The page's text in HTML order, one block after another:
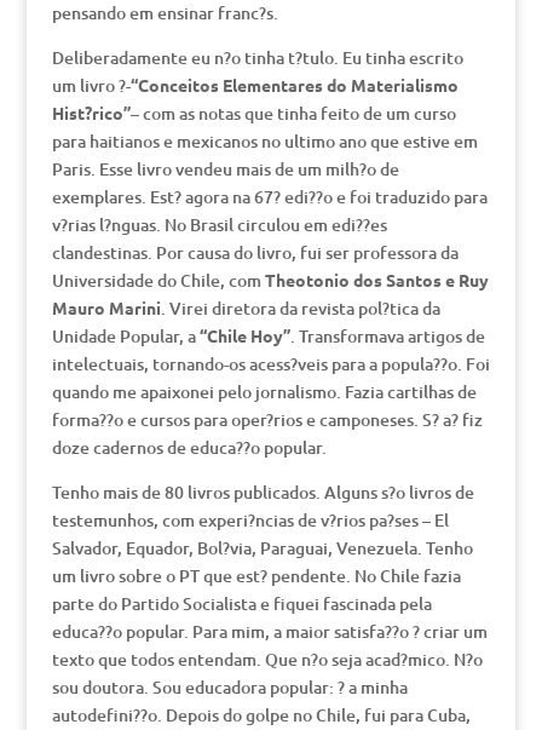
pensando em ensinar franc?s.
Deliberadamente eu n?o tinha t?tulo. Eu tinha escrito
um livro ?-“Conceitos Elementares do Materialismo
Hist?rico”– com as notas que tinha feito de um curso
para haitianos e mexicanos no ultimo ano que estive em
Paris. Esse livro vendeu mais de um milh?o de
exemplares. Est? agora na 67? edi??o e foi traduzido para
v?rias l?nguas. No Brasil circulou em edi??es
clandestinas. Por causa do livro, fui ser professora da
Universidade do Chile, com Theotonio dos Santos e Ruy
Mauro Marini. Virei diretora da revista pol?tica da
Unidade Popular, a“Chile Hoy”. Transformava artigos de
intelectuais, tornando-os acess?veis para a popula??o. Foi
quando me apaixonei pelo jornalismo. Fazia cartilhas de
forma??o e cursos para oper?rios e camponeses. S? a? fiz
doze cadernos de educa??o popular.
Tenho mais de 80 livros publicados. Alguns s?o livros de
testemunhos, com experi?ncias de v?rios pa?ses – El
Salvador, Equador, Bol?via, Paraguai, Venezuela. Tenho
um livro sobre o PT que est? pendente. No Chile fazia
parte do Partido Socialista e fiquei fascinada pela
educa??o popular. Para mim, a maior satisfa??o ? criar um
texto que todos entendam. Que n?o seja acad?mico. N?o
sou doutora. Sou educadora popular: ? a minha
autodefini??o. Depois do golpe no Chile, fui para Cuba,